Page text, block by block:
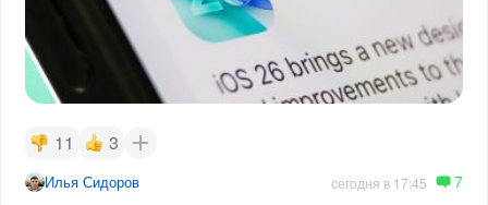
11 3
Илья Сидоров сегодня в 17:45 7